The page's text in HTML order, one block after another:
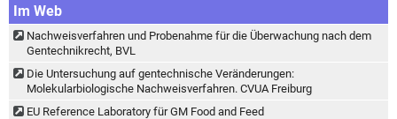
Im Web
Nachweisverfahren und Probenahme für die Überwachung nach dem
Gentechnikrecht, BVL
Die Untersuchung auf gentechnische Veränderungen:
Molekularbiologische Nachweisverfahren. CVUA Freiburg
EU Reference Laboratory für GM Food and Feed